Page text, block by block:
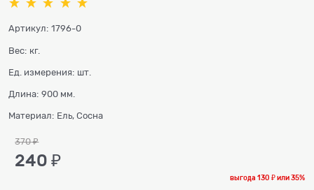
Артикул: 1796-0
Вес: кг.
Ед. измерения: шт.
Длина: 900 мм.
Материал: Ель, Сосна
370 ₽
240 ₽
выгода130 ₽или35%